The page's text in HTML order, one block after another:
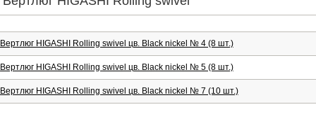
Вертлюг HIGASHI Rolling swivel цв. Black nickel № 4 (8 шт.)
Вертлюг HIGASHI Rolling swivel цв. Black nickel № 5 (8 шт.)
Вертлюг HIGASHI Rolling swivel цв. Black nickel № 7 (10 шт.)